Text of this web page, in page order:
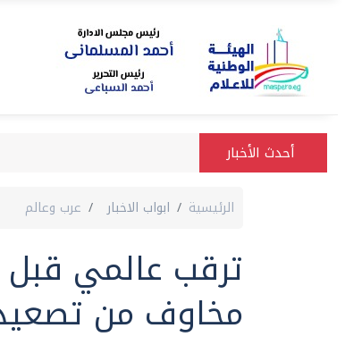
أحدث الأخبار
الرئيسية ابواب الاخبار عرب وعالم
ترقب عالمي
مخاوف من